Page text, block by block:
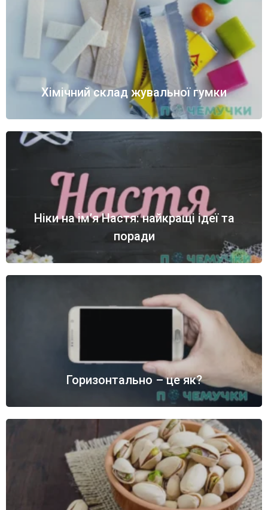
Хімічний склад жувальної гумки
Ніки на ім’я Настя: найкращі ідеї та
поради
Горизонтально – це як?